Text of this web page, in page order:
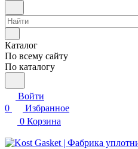
Каталог
По всему сайту
По каталогу
Войти
0
Избранное
0 Корзина